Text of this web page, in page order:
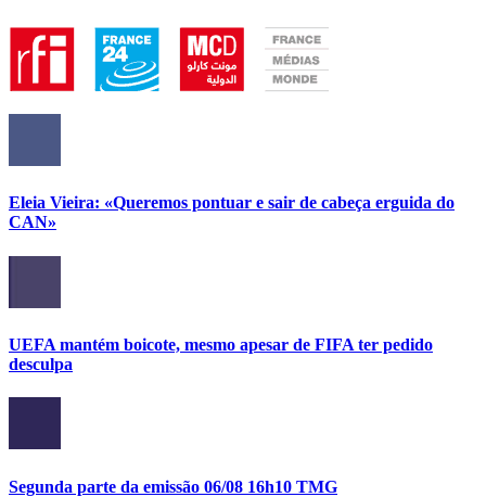
Eleia Vieira: «Queremos pontuar e sair de cabeça erguida do
CAN»
UEFA mantém boicote, mesmo apesar de FIFA ter pedido
desculpa
Segunda parte da emissão 06/08 16h10 TMG